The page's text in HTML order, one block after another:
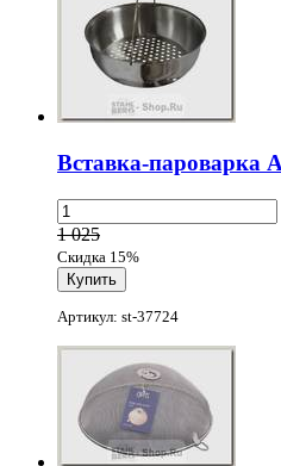
Вставка-пароварка
1 025
Скидка 15%
Артикул: st-37724